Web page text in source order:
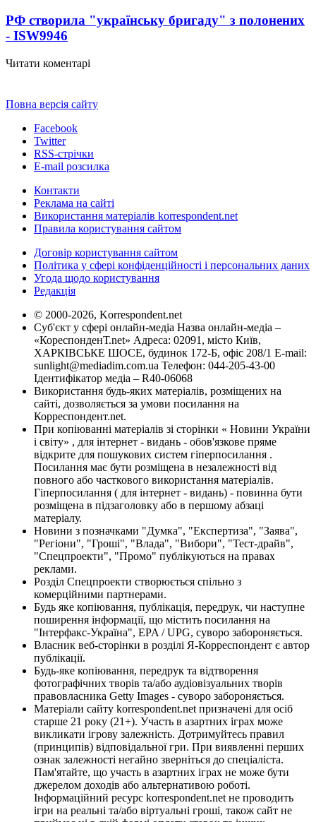
РФ створила "українську бригаду" з полонених
- ISW9946
Читати коментарі
Повна версія сайту
Facebook
Twitter
RSS-стрічки
E-mail розсилка
Контакти
Реклама на сайті
Використання матеріалів korrespondent.net
Правила користування сайтом
Договір користування сайтом
Політика у сфері конфіденційності і персональних даних
Угода щодо користування
Редакція
© 2000-2026, Korrespondent.net
Суб'єкт у сфері онлайн-медіа Назва онлайн-медіа –
«КореспонденТ.net» Адреса: 02091, місто Київ,
ХАРКІВСЬКЕ ШОСЕ, будинок 172-Б, офіс 208/1 E-mail:
sunlight@mediadim.com.ua Телефон: 044-205-43-00
Ідентифікатор медіа – R40-06068
Використання будь-яких матеріалів, розміщених на
сайті, дозволяється за умови посилання на
Корреспондент.net.
При копіюванні матеріалів зі сторінки « Новини України
і світу» , для інтернет - видань - обов'язкове пряме
відкрите для пошукових систем гіперпосилання .
Посилання має бути розміщена в незалежності від
повного або часткового використання матеріалів.
Гіперпосилання ( для інтернет - видань) - повинна бути
розміщена в підзаголовку або в першому абзаці
матеріалу.
Новини з позначками "Думка", "Експертиза", "Заява",
"Регіони", "Гроші", "Влада", "Вибори", "Тест-драйв",
"Спецпроекти", "Промо" публікуються на правах
реклами.
Розділ Спецпроекти створюється спільно з
комерційними партнерами.
Будь яке копіювання, публікація, передрук, чи наступне
поширення інформації, що містить посилання на
"Інтерфакс-Україна", EPA / UPG, суворо забороняється.
Власник веб-сторінки в розділі Я-Корреспондент є автор
публікації.
Будь-яке копіювання, передрук та відтворення
фотографічних творів та/або аудіовізуальних творів
правовласника Getty Images - суворо забороняється.
Матеріали сайту korrespondent.net призначені для осіб
старше 21 року (21+). Участь в азартних іграх може
викликати ігрову залежність. Дотримуйтесь правил
(принципів) відповідальної гри. При виявленні перших
ознак залежності негайно зверніться до спеціаліста.
Пам'ятайте, що участь в азартних іграх не може бути
джерелом доходів або альтернативою роботі.
Інформаційний ресурс korrespondent.net не проводить
ігри на реальні та/або віртуальні гроші, також сайт не